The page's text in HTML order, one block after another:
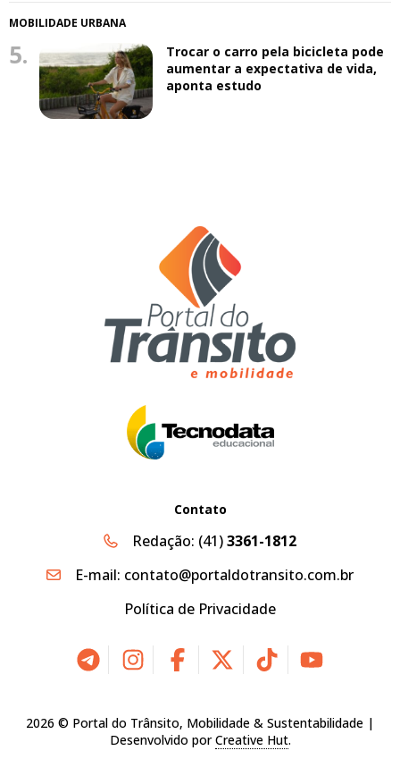
MOBILIDADE URBANA
5.
Trocar o carro pela bicicleta pode
aumentar a expectativa de vida,
aponta estudo
Contato
Redação: (41)3361-1812
E-mail: contato@portaldotransito.com.br
Política de Privacidade
2026 © Portal do Trânsito, Mobilidade & Sustentabilidade |
Desenvolvido porCreative Hut.